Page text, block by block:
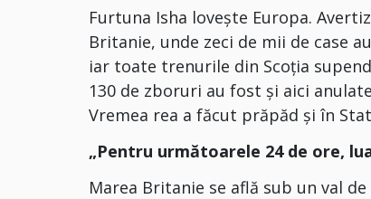
Furtuna Isha loveşte Europa.
Britanie, unde zeci de mii de case
iar toate trenurile din Scoţia
130 de zboruri au fost şi aici
Vremea rea a făcut prăpăd şi în
„Pentru următoarele 24 de ore,
Marea Britanie se află sub un val